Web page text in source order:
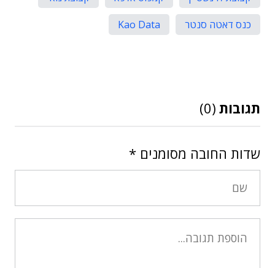
כנס דאטה סנטר
Kao Data
תגובות (0)
שדות החובה מסומנים *